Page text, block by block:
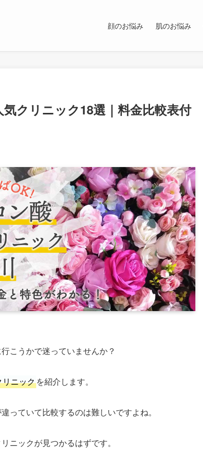
顔のお悩み 肌のお悩み
クリニック18選｜料金比較表付
こうかで迷っていませんか？
ニックを紹介します。
っていて比較するのは難しいですよね。
ニックが見つかるはずです。